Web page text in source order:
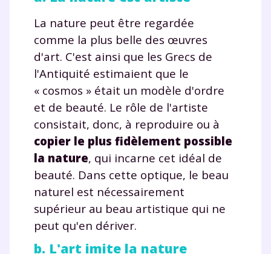
La nature peut être regardée
comme la plus belle des œuvres
d'art. C'est ainsi que les Grecs de
l'Antiquité estimaient que le
« cosmos » était un modèle d'ordre
et de beauté. Le rôle de l'artiste
consistait, donc, à reproduire ou à
copier le plus fidèlement possible
la nature, qui incarne cet idéal de
beauté. Dans cette optique, le beau
naturel est nécessairement
supérieur au beau artistique qui ne
peut qu'en dériver.
b. L'art imite la nature